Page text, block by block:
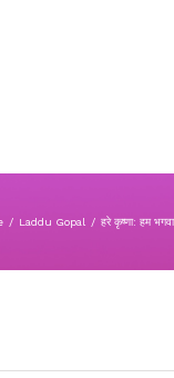
/ Laddu Gopal / हरे कृष्णा: हम